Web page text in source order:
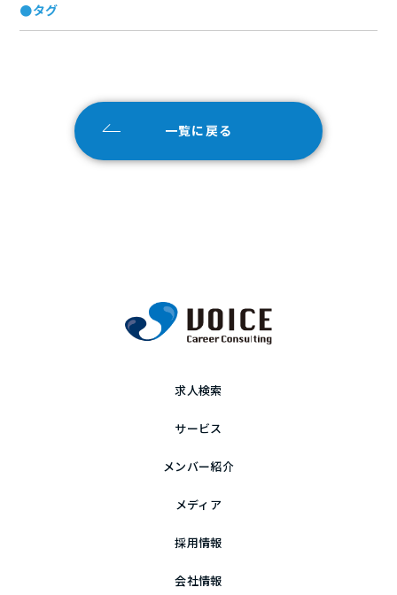
●タグ
一覧に戻る
求人検索
サービス
メンバー紹介
メディア
採用情報
会社情報